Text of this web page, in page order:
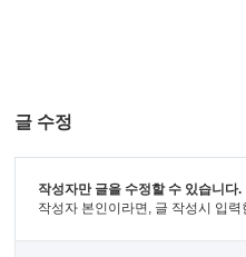
글 수정
작성자만 글을 수정할 수 있습니다.
작성자 본인이라면, 글 작성시 입